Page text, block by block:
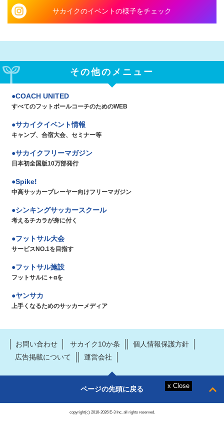
サカイクのイベントの様子をチェック
その他のメニュー
COACH UNITED
すべてのフットボールコーチのためのWEB
サカイクイベント情報
キャンプ、合宿大会、セミナー等
サカイクフリーマガジン
日本初全国版10万部発行
Spike!
中高サッカープレーヤー向けフリーマガジン
シンキングサッカースクール
考えるチカラが身に付く
フットサル大会
サービスNO.1を目指す
フットサル施設
フットサルに＋αを
ヤンサカ
上手くなるためのサッカーメディア
お問い合わせ サカイク10か条
個人情報保護方針
広告掲載について
運営会社
ページの先頭に戻る
copyright(c) 2010-2026 E-3 Inc. all rights reserved.